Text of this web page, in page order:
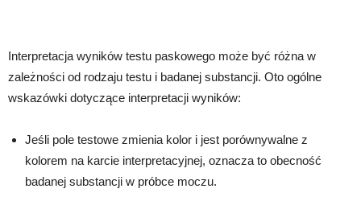
Interpretacja wyników testu paskowego może być różna w
zależności od rodzaju testu i badanej substancji. Oto ogólne
wskazówki dotyczące interpretacji wyników:
Jeśli pole testowe zmienia kolor i jest porównywalne z
kolorem na karcie interpretacyjnej, oznacza to obecność
badanej substancji w próbce moczu.